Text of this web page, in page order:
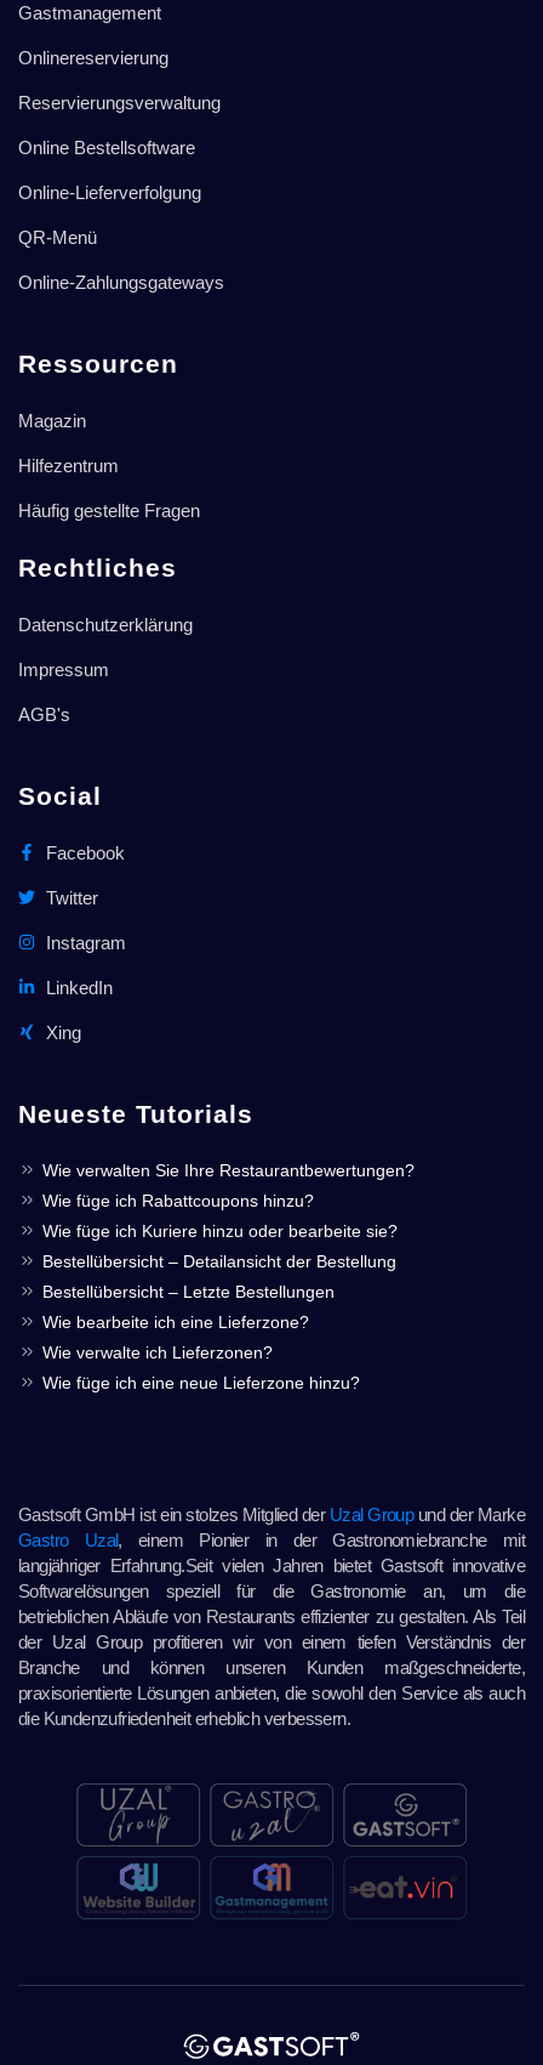
Gastmanagement
Onlinereservierung
Reservierungsverwaltung
Online Bestellsoftware
Online-Lieferverfolgung
QR-Menü
Online-Zahlungsgateways
Ressourcen
Magazin
Hilfezentrum
Häufig gestellte Fragen
Rechtliches
Datenschutzerklärung
Impressum
AGB's
Social
Facebook
Twitter
Instagram
LinkedIn
Xing
Neueste Tutorials
Wie verwalten Sie Ihre Restaurantbewertungen?
Wie füge ich Rabattcoupons hinzu?
Wie füge ich Kuriere hinzu oder bearbeite sie?
Bestellübersicht – Detailansicht der Bestellung
Bestellübersicht – Letzte Bestellungen
Wie bearbeite ich eine Lieferzone?
Wie verwalte ich Lieferzonen?
Wie füge ich eine neue Lieferzone hinzu?
Gastsoft GmbH ist ein stolzes Mitglied der Uzal Groupund der Marke
Gastro Uzal, einem Pionier in der Gastronomiebranche mit
langjähriger Erfahrung.Seit vielen Jahren bietet Gastsoft innovative
Softwarelösungen speziell für die Gastronomie an, um die
betrieblichen Abläufe von Restaurants effizienter zu gestalten. Als Teil
der Uzal Group profitieren wir von einem tiefen Verständnis der
Branche und können unseren Kunden maßgeschneiderte,
praxisorientierte Lösungen anbieten, die sowohl den Service als auch
die Kundenzufriedenheit erheblich verbessern.